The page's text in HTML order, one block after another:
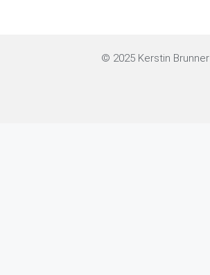
© 2025 Kerstin Brunner